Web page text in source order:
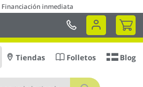
Financiación inmediata
Mi
Buscar
Tiendas Folletos Blog